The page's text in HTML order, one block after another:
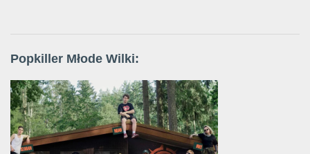
Popkiller Młode Wilki: